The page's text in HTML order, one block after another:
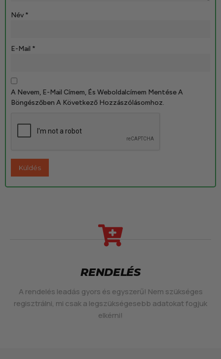
Név *
E-Mail *
A Nevem, E-Mail Címem, És Weboldalcímem Mentése A
Böngészőben A Következő Hozzászólásomhoz.
RENDELÉS
A rendelés leadás gyors és egyszerű! Nem szükséges
regisztrálni, mi csak a legszükségesebb adatokat fogjuk
elkérni!